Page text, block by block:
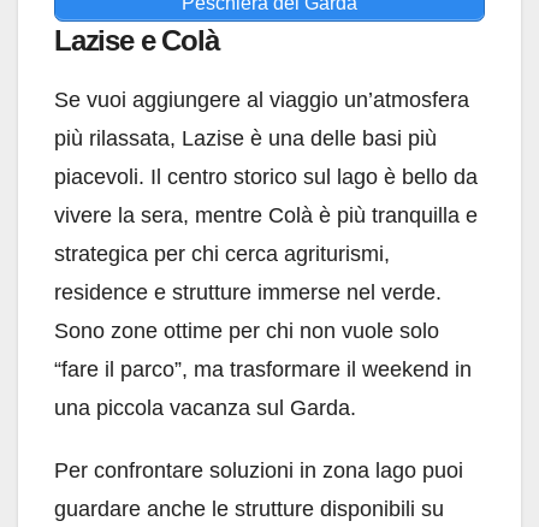
Lazise e Colà
Se vuoi aggiungere al viaggio un’atmosfera
più rilassata, Lazise è una delle basi più
piacevoli. Il centro storico sul lago è bello da
vivere la sera, mentre Colà è più tranquilla e
strategica per chi cerca agriturismi,
residence e strutture immerse nel verde.
Sono zone ottime per chi non vuole solo
“fare il parco”, ma trasformare il weekend in
una piccola vacanza sul Garda.
Per confrontare soluzioni in zona lago puoi
guardare anche le strutture disponibili su